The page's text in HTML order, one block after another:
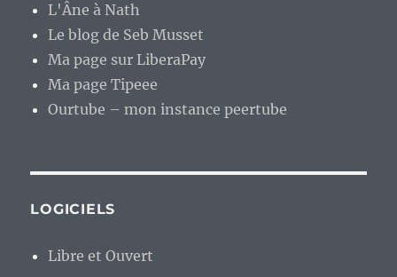
L'Âne à Nath
Le blog de Seb Musset
Ma page sur LiberaPay
Ma page Tipeee
Ourtube – mon instance peertube
LOGICIELS
Libre et Ouvert